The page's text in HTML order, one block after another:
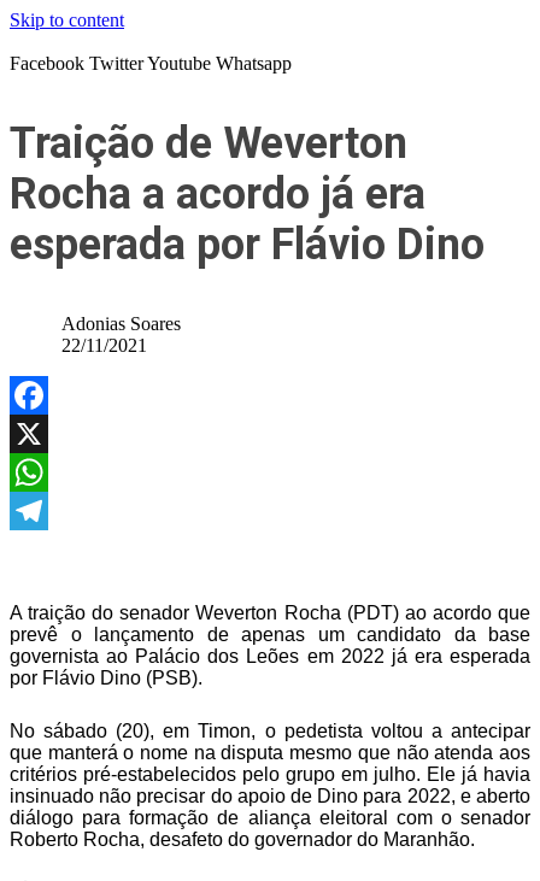
Skip to content
Facebook TwitterYoutube Whatsapp
Traição de Weverton
Rocha a acordo já era
esperada por Flávio Dino
Adonias Soares
22/11/2021
Facebook
X
WhatsApp
A traição do senador Weverton Rocha (PDT) ao acordo que
prevê o lançamento de apenas um candidato da base
governista ao Palácio dos Leões em 2022 já era esperada
por Flávio Dino (PSB).
No sábado (20), em Timon, o pedetista voltou a antecipar
que manterá o nome na disputa mesmo que não atenda aos
critérios pré-estabelecidos pelo grupo em julho. Ele já havia
insinuado não precisar do apoio de Dino para 2022, e aberto
diálogo para formação de aliança eleitoral com o senador
Roberto Rocha, desafeto do governador do Maranhão.